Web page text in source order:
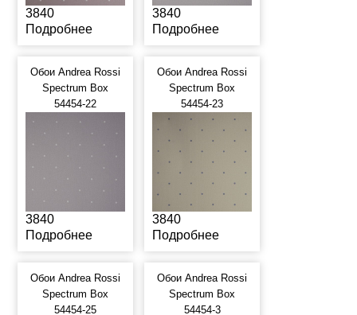
3840
Подробнее
3840
Подробнее
Обои Andrea Rossi
Spectrum Box
54454-22
3840
Подробнее
Обои Andrea Rossi
Spectrum Box
54454-23
3840
Подробнее
Обои Andrea Rossi
Spectrum Box
54454-25
Обои Andrea Rossi
Spectrum Box
54454-3